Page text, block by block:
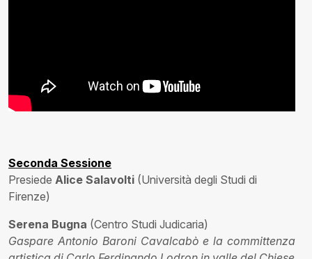
Seconda Sessione
Presiede Alice Salavolti (Università degli Studi di
Firenze)
Serena Bugna (Centro Studi Judicaria)
Gaspare Antonio Baroni Cavalcabò e la committenza